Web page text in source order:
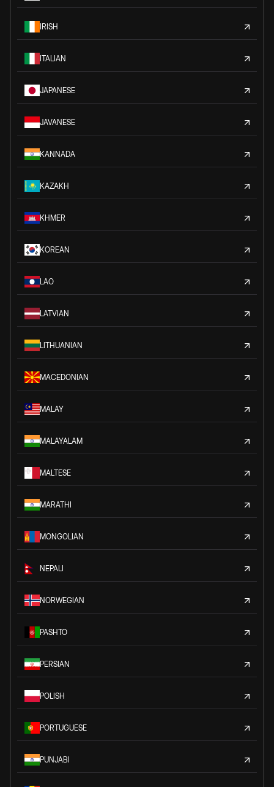
IRISH
ITALIAN
JAPANESE
JAVANESE
KANNADA
KAZAKH
KHMER
KOREAN
LAO
LATVIAN
LITHUANIAN
MACEDONIAN
MALAY
MALAYALAM
MALTESE
MARATHI
MONGOLIAN
NEPALI
NORWEGIAN
PASHTO
PERSIAN
POLISH
PORTUGUESE
PUNJABI